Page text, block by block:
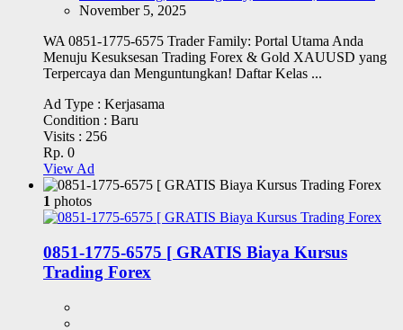
November 5, 2025
WA 0851-1775-6575 Trader Family: Portal Utama Anda
Menuju Kesuksesan Trading Forex & Gold XAUUSD yang
Terpercaya dan Menguntungkan! Daftar Kelas ...
Ad Type : Kerjasama
Condition : Baru
Visits : 256
Rp. 0
View Ad
1 photos
0851-1775-6575 [ GRATIS Biaya Kursus
Trading Forex